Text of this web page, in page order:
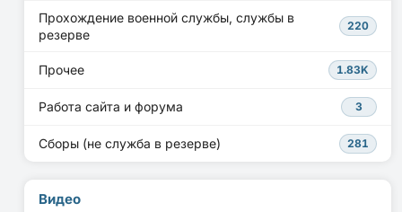
Прохождение военной службы, службы в
резерве
220
Прочее 1.83K
Работа сайта и форума 3
Сборы (не служба в резерве) 281
Видео